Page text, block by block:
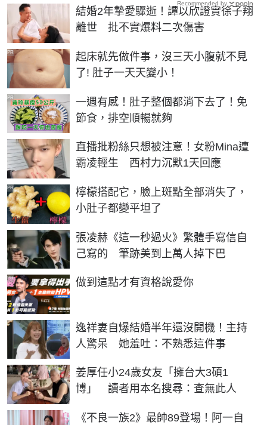
結婚2年摯愛驟逝！譚以欣證實徐子翔
離世 批不實爆料二次傷害
起床就先做件事，沒三天小腹就不見
了! 肚子一天天變小！
PR
一週有感！肚子整個都消下去了！免
節食，排空順暢就夠
PR
直播批粉絲只想被注意！女粉Mina遭
霸凌輕生 西村力沉默1天回應
檸檬搭配它，臉上斑點全部消失了，
小肚子都變平坦了
PR
張凌赫《這一秒過火》繁體手寫信自
己寫的 筆跡美到上萬人掉下巴
做到這點才有資格說愛你
PR
逸祥妻自爆結婚半年還沒開機！主持
人驚呆 她羞吐：不熟悉這件事
姜厚任小24歲女友「擁台大3碩1
博」 讀者用本名搜尋：查無此人
《不良一族2》最帥89登場！阿一自
Recommended by